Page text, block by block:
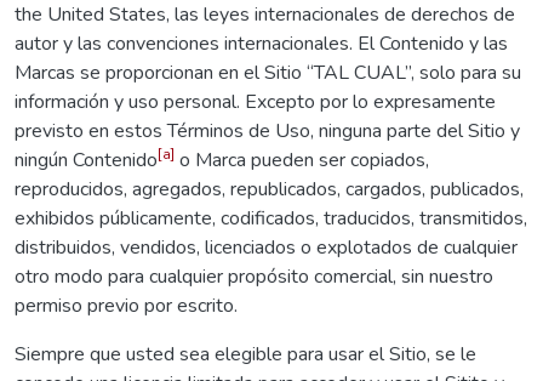
the United States, las leyes internacionales de derechos de
autor y las convenciones internacionales. El Contenido y las
Marcas se proporcionan en el Sitio “TAL CUAL”, solo para su
información y uso personal. Excepto por lo expresamente
previsto en estos Términos de Uso, ninguna parte del Sitio y
ningún Contenido[a] o Marca pueden ser copiados,
reproducidos, agregados, republicados, cargados, publicados,
exhibidos públicamente, codificados, traducidos, transmitidos,
distribuidos, vendidos, licenciados o explotados de cualquier
otro modo para cualquier propósito comercial, sin nuestro
permiso previo por escrito.
Siempre que usted sea elegible para usar el Sitio, se le